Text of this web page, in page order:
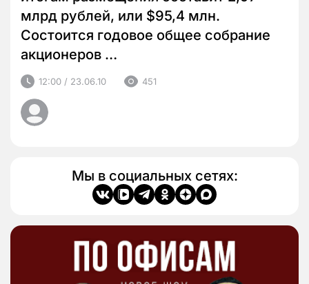
млрд рублей, или $95,4 млн.
Состоится годовое общее собрание
акционеров …
12:00 / 23.06.10 451
Мы в социальных сетях: